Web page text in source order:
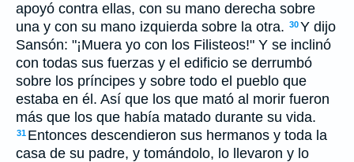
apoyó contra ellas, con su mano derecha sobre
una y con su mano izquierda sobre la otra. 30Y dijo
Sansón: "¡Muera yo con los Filisteos!" Y se inclinó
con todas sus fuerzas y el edificio se derrumbó
sobre los príncipes y sobre todo el pueblo que
estaba en él. Así que los que mató al morir fueron
más que los que había matado durante su vida.
31 Entonces descendieron sus hermanos y toda la
casa de su padre, y tomándolo, lo llevaron y lo